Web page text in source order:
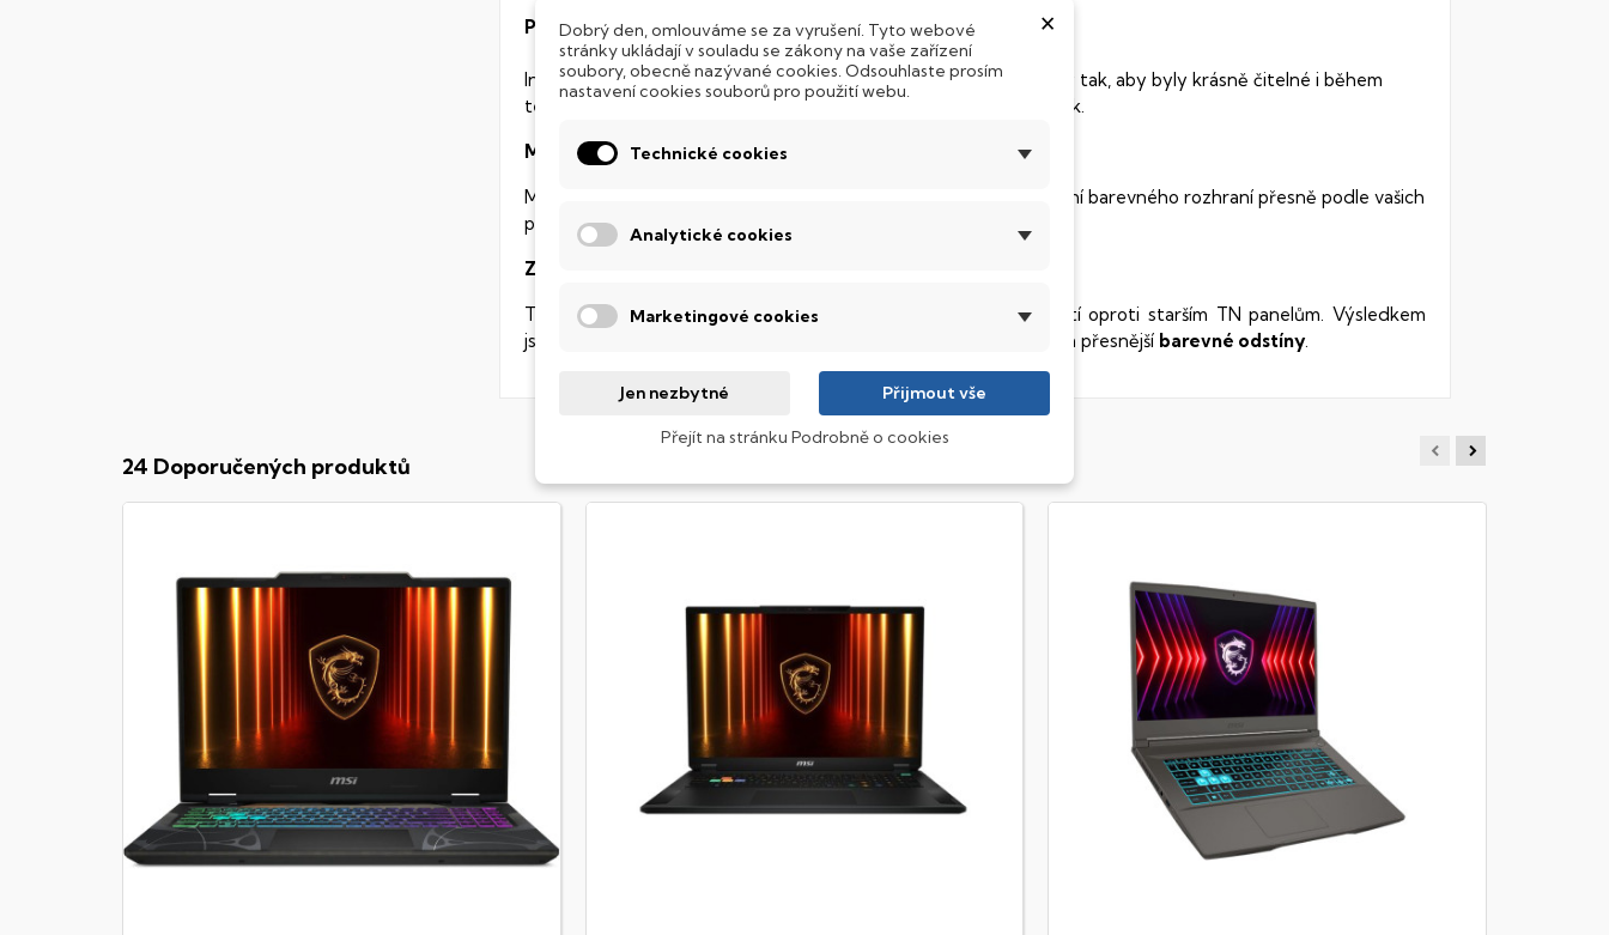
Podsvícená klávesnice
Integrovaný systém úsporných LED diod osvítí jednotlivé klávesy tak, aby byly krásně čitelné i během
temné noci, stále však decentně, aby nikterak nedráždily Váš zrak.
MSI Prestige
Multimediální notebook s kvalitní obrazovkou umožňující nastavení barevného rozhraní přesně podle vašich
potřeb.
Zobrazovací technologie IPS
Tekuté krystaly disponují zcela odlišnou světelnou propustností oproti starším TN panelům. Výsledkem
jsou široké pozorovací úhly (téměr
a přesnější barevné odstíny
24 Doporučených produktů
×
Dobrý den, omlouváme se za vyrušení. Tyto webové
stránky ukládají v souladu se zákony na vaše zařízení
soubory, obecně nazývané cookies. Odsouhlaste prosím
nastavení cookies souborů pro použití webu.
Technické cookies
Analytické cookies
Marketingové cookies
Jen nezbytné Přijmout vše
Přejít na stránku Podrobně o cookies